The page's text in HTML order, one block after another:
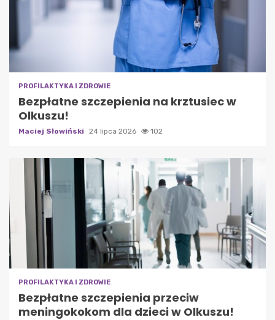
PROFILAKTYKA I ZDROWIE
Bezpłatne szczepienia na krztusiec w
Olkuszu!
Maciej Słowiński 24 lipca 2026 102
PROFILAKTYKA I ZDROWIE
Bezpłatne szczepienia przeciw
meningokokom dla dzieci w Olkuszu!